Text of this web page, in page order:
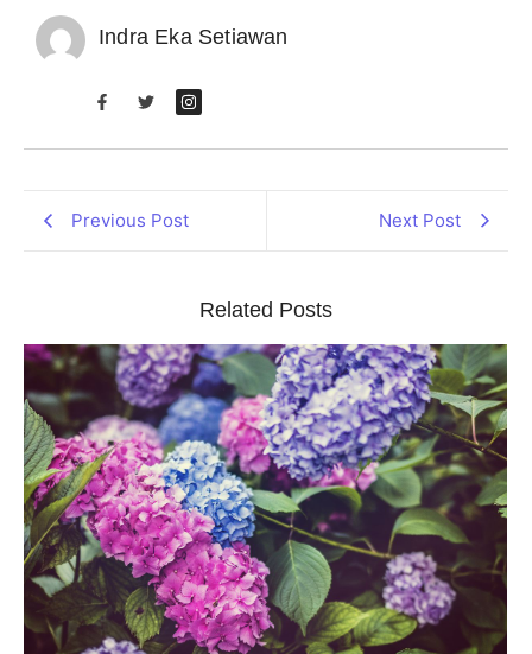
Indra Eka Setiawan
Previous Post Next Post
Related Posts